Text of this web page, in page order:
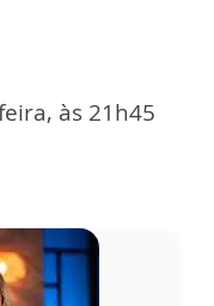
às 21h45